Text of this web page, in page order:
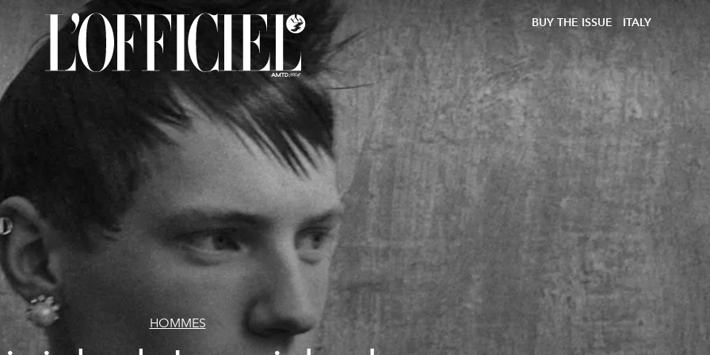
BUY THE ISSUE ITALY
HOMMES